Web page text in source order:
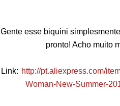
Gente esse biquini
pronto! Acho muito
Link: http://pt.aliexpress.com/
Woman-New-Summer-